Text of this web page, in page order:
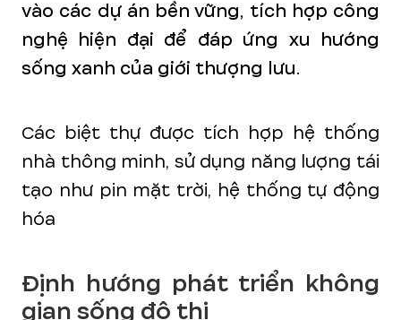
vào các dự án bền vững, tích hợp công
nghệ hiện đại để đáp ứng xu hướng
sống xanh của giới thượng lưu.
Các biệt thự được tích hợp hệ thống
nhà thông minh, sử dụng năng lượng tái
tạo như pin mặt trời, hệ thống tự động
hóa
Định hướng phát triển không
gian sống đô thị